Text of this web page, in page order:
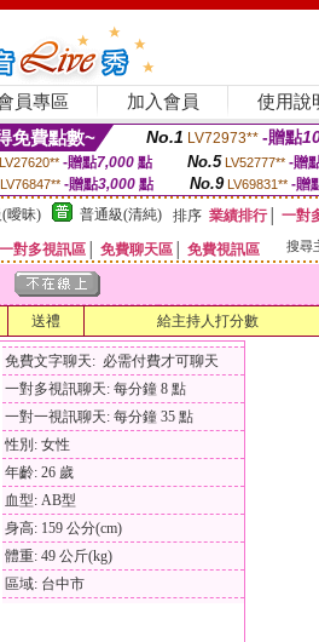
員專區 加入會員 使用說
免費點數~ No.1 LV72973** -贈點
LV27620** -贈點7,000點 No.5 LV52777** -贈
LV76847** -贈點3,000 點 No.9 LV69831** -贈
曖昧) 普通級(清純) 排序 業績排行│ 一對
一對多視訊區 免費聊天區 免費視訊區 搜尋
送禮 給主持人打分數
免費文字聊天: 必需付費才可聊天
一對多視訊聊天: 每分鐘 8 點
一對一視訊聊天: 每分鐘 35 點
性別: 女性
年齡: 26 歲
血型: AB型
身高: 159 公分(cm)
體重: 49 公斤(kg)
區域: 台中市